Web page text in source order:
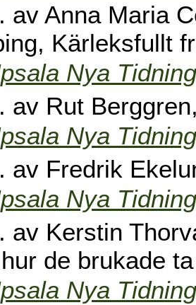
av Anna Maria
Kärleksfullt
Nya Tidning
av Rut
Nya Tidning
av Fredrik
Nya Tidning
av Kerstin
de brukade
Nya Tidning